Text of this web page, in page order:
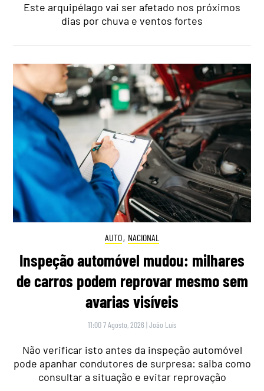
Este arquipélago vai ser afetado nos próximos
dias por chuva e ventos fortes
AUTO, NACIONAL
Inspeção automóvel mudou: milhares
de carros podem reprovar mesmo sem
avarias visíveis
11:00 7 Agosto, 2026 |João Luís
Não verificar isto antes da inspeção automóvel
pode apanhar condutores de surpresa: saiba como
consultar a situação e evitar reprovação